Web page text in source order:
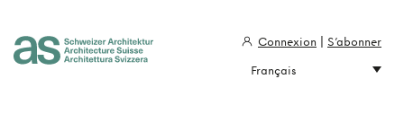
Connexion
S'abonner
Français